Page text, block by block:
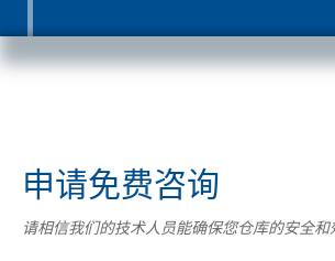
申请免费咨询
请相信我们的技术人员能确保您仓库的安全和